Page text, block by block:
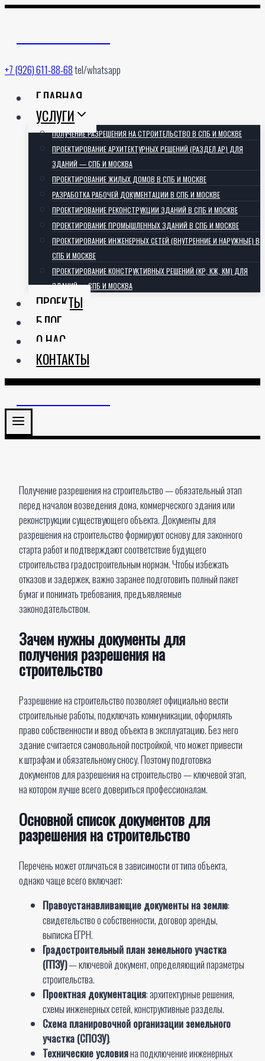
Перейти
содержимому
+7 (926) 611-88-68tel/whatsapp
ГЛАВНАЯ
УСЛУГИ
ПОЛУЧЕНИЕ РАЗРЕШЕНИЯ НА СТРОИТЕЛЬСТВО В СПБ И МОСКВЕ
ПРОЕКТИРОВАНИЕ АРХИТЕКТУРНЫХ РЕШЕНИЙ (РАЗДЕЛ АР) ДЛЯ
ЗДАНИЙ — СПБ И МОСКВА
ПРОЕКТИРОВАНИЕ ЖИЛЫХ ДОМОВ В СПБ И МОСКВЕ
РАЗРАБОТКА РАБОЧЕЙ ДОКУМЕНТАЦИИ В СПБ И МОСКВЕ
ПРОЕКТИРОВАНИЕ РЕКОНСТРУКЦИИ ЗДАНИЙ В СПБ И МОСКВЕ
ПРОЕКТИРОВАНИЕ ПРОМЫШЛЕННЫХ ЗДАНИЙ В СПБ И МОСКВЕ
ПРОЕКТИРОВАНИЕ ИНЖЕНЕРНЫХ СЕТЕЙ (ВНУТРЕННИЕ И НАРУЖНЫЕ) В
СПБ И МОСКВЕ
ПРОЕКТИРОВАНИЕ КОНСТРУКТИВНЫХ РЕШЕНИЙ (КР, КЖ, КМ) ДЛЯ
ЗДАНИЙ — СПБ И МОСКВА
ПРОЕКТЫ
БЛОГ
О НАС
КОНТАКТЫ
Получение разрешения на строительство — обязательный этап
перед началом возведения дома, коммерческого здания или
реконструкции существующего объекта. Документы для
разрешения на строительство формируют основу для законного
старта работ и подтверждают соответствие будущего
строительства градостроительным нормам. Чтобы избежать
отказов и задержек, важно заранее подготовить полный пакет
бумаг и понимать требования, предъявляемые
законодательством.
Зачем нужны документы для
получения разрешения на
строительство
Разрешение на строительство позволяет официально вести
строительные работы, подключать коммуникации, оформлять
право собственности и ввод объекта в эксплуатацию. Без него
здание считается самовольной постройкой, что может привести
к штрафам и обязательному сносу. Поэтому подготовка
документов для разрешения на строительство — ключевой этап,
на котором лучше всего довериться профессионалам.
Основной список документов для
разрешения на строительство
Перечень может отличаться в зависимости от типа объекта,
однако чаще всего включает:
Правоустанавливающие документы на землю:
свидетельство о собственности, договор аренды,
выписка ЕГРН.
Градостроительный план земельного участка
(ГПЗУ)— ключевой документ, определяющий параметры
строительства.
Проектная документация: архитектурные решения,
схемы инженерных сетей, конструктивные разделы.
Схема планировочной организации земельного
участка (СПОЗУ).
Технические условияна подключение инженерных